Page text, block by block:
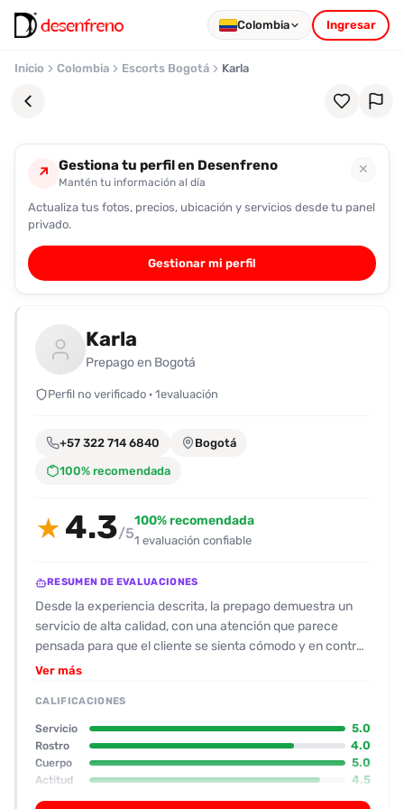
Colombia Ingresar
Inicio Colombia Escorts Bogotá Karla
Favoritos
Pronto
podrás
registrarte
guardar
favoritas
para
fácilmente.
↗ Gestiona tu perfil en Desenfreno
Mantén tu información al día
✕
Actualiza tus fotos, precios, ubicación y servicios desde tu panel
privado.
Gestionar mi perfil
Karla
Prepago en Bogotá
Perfil no verificado · 1evaluación
+57 322 714 6840 Bogotá
100% recomendada
★ 4.3/5
100% recomendada
1 evaluación confiable
RESUMEN DE EVALUACIONES
Desde la experiencia descrita, la prepago demuestra un
servicio de alta calidad, con una atención que parece
pensada para que el cliente se sienta cómodo y en control.
Su físico se destaca como “plástica” y “rica para matar las
con las expectativas, aunque no tan perfecto como las
fotos. La actitud es muy amable y receptiva, lo que facilita
la coordinación y evita cualquier tensión. Se resalta la
capacidad de adaptación al momento de la entrega,
aunque la disponibilidad puede resultar algo intermitente,
con periodos de publicación cortos y “apagones” de días.
Ver más
CALIFICACIONES
Servicio 5.0
Rostro 4.0
Cuerpo 5.0
Actitud 4.5